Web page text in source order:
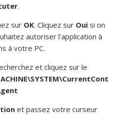
.
sur OK. Cliquez sur Oui si on
autoriser l'application à
à votre PC.
et cliquez sur le
et passez votre curseur